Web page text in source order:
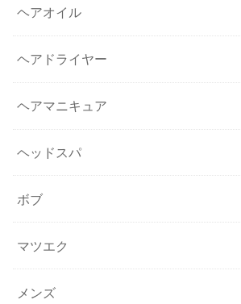
ヘアオイル
ヘアドライヤー
ヘアマニキュア
ヘッドスパ
ボブ
マツエク
メンズ